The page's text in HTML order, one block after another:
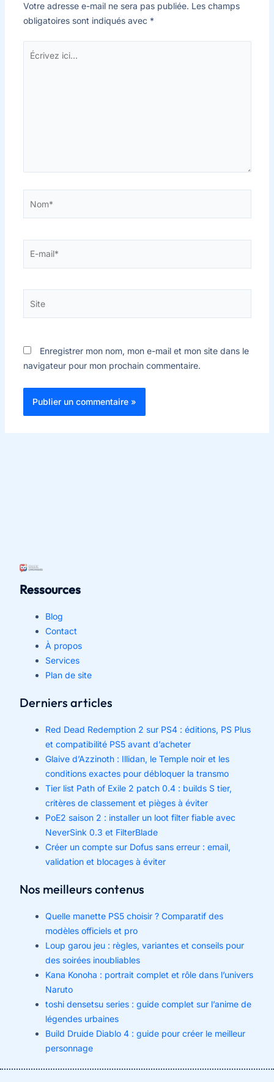
Votre adresse e-mail ne sera pas publiée. Les champs
obligatoires sont indiqués avec *
ici…
Enregistrer mon nom, mon e-mail et mon site dans le
navigateur pour mon prochain commentaire.
Ressources
Blog
Contact
À propos
Services
Plan de site
Derniers articles
Red Dead Redemption 2 sur PS4 : éditions, PS Plus
et compatibilité PS5 avant d’acheter
Glaive d’Azzinoth : Illidan, le Temple noir et les
conditions exactes pour débloquer la transmo
Tier list Path of Exile 2 patch 0.4 : builds S tier,
critères de classement et pièges à éviter
PoE2 saison 2 : installer un loot filter fiable avec
NeverSink 0.3 et FilterBlade
Créer un compte sur Dofus sans erreur : email,
validation et blocages à éviter
Nos meilleurs contenus
Quelle manette PS5 choisir ? Comparatif des
modèles officiels et pro
Loup garou jeu : règles, variantes et conseils pour
des soirées inoubliables
Kana Konoha : portrait complet et rôle dans l’univers
Naruto
toshi densetsu series : guide complet sur l’anime de
légendes urbaines
Build Druide Diablo 4 : guide pour créer le meilleur
personnage